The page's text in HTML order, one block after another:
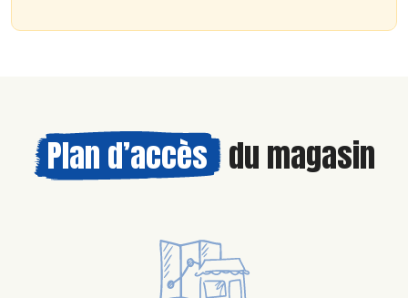
Plan d’accès du magasin